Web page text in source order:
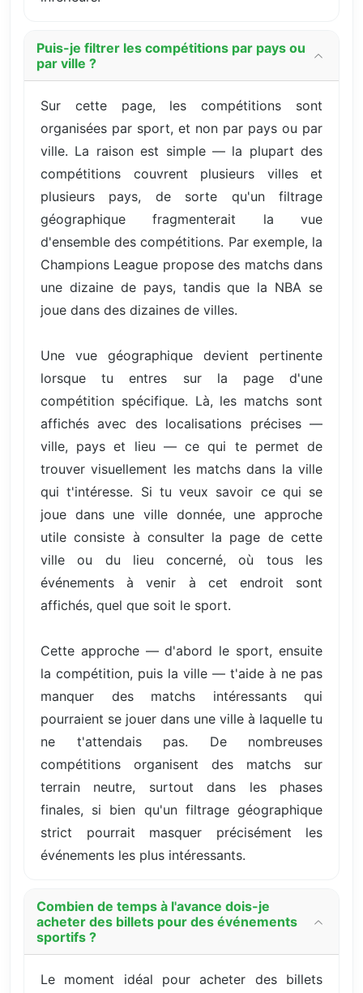
Puis-je filtrer les compétitions par pays ou
par ville ?
Sur cette page, les compétitions sont
organisées par sport, et non par pays ou par
ville. La raison est simple — la plupart des
compétitions couvrent plusieurs villes et
plusieurs pays, de sorte qu'un filtrage
géographique fragmenterait la vue
d'ensemble des compétitions. Par exemple, la
Champions League propose des matchs dans
une dizaine de pays, tandis que la NBA se
joue dans des dizaines de villes.
Une vue géographique devient pertinente
lorsque tu entres sur la page d'une
compétition spécifique. Là, les matchs sont
affichés avec des localisations précises —
ville, pays et lieu — ce qui te permet de
trouver visuellement les matchs dans la ville
qui t'intéresse. Si tu veux savoir ce qui se
joue dans une ville donnée, une approche
utile consiste à consulter la page de cette
ville ou du lieu concerné, où tous les
événements à venir à cet endroit sont
affichés, quel que soit le sport.
Cette approche — d'abord le sport, ensuite
la compétition, puis la ville — t'aide à ne pas
manquer des matchs intéressants qui
pourraient se jouer dans une ville à laquelle tu
ne t'attendais pas. De nombreuses
compétitions organisent des matchs sur
terrain neutre, surtout dans les phases
finales, si bien qu'un filtrage géographique
strict pourrait masquer précisément les
événements les plus intéressants.
Combien de temps à l'avance dois-je
acheter des billets pour des événements
sportifs ?
Le moment idéal pour acheter des billets